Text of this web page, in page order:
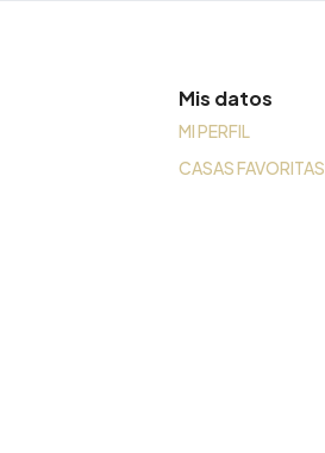
Mis datos
MI PERFIL
CASAS FAVORITAS